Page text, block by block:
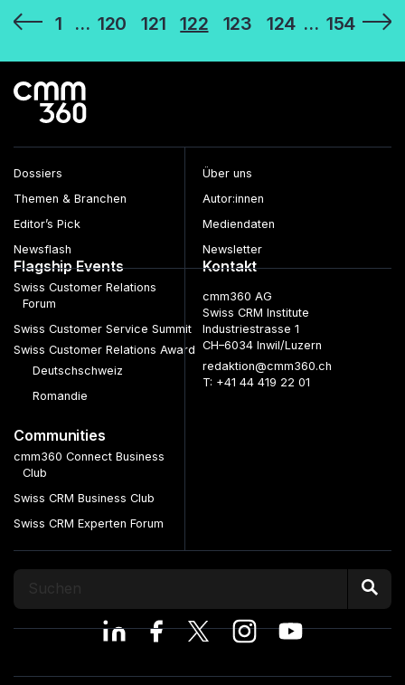
Seitennummerierung
der
Beiträge
1 … 120 121 122 123 124 … 154
Dossiers
Themen & Branchen
Editor’s Pick
Newsflash
Über uns
Autor:innen
Mediendaten
Newsletter
Flagship Events
Swiss Customer Relations
Forum
Swiss Customer Service Summit
Swiss Customer Relations Award
Deutschschweiz
Romandie
Communities
cmm360 Connect Business
Club
Swiss CRM Business Club
Swiss CRM Experten Forum
Kontakt
cmm360 AG
Swiss CRM Institute
Industriestrasse 1
CH–6034 Inwil/Luzern
redaktion@cmm360.ch
T: +41 44 419 22 01